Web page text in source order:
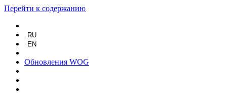
Перейти к содержанию
RU
EN
Обновления WOG